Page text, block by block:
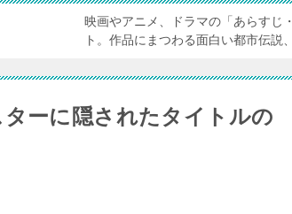
映画やアニメ、ドラマの「あらすじ
ト。作品にまつわる面白い都市伝説
ーに隠されたタイトルの